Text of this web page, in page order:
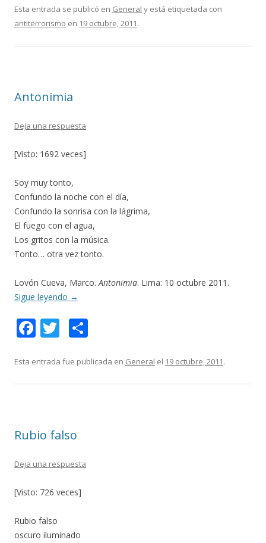
e
b
k
itt
er
m
p
Esta entrada se publicó en General y está etiquetada con
antiterrorismo en 19 octubre, 2011.
Antonimia
Deja una respuesta
[Visto: 1692 veces]
Soy muy tonto,
Confundo la noche con el día,
Confundo la sonrisa con la lágrima,
El fuego con el agua,
Los gritos con la música.
Tonto… otra vez tonto.
Lovón Cueva, Marco. Antonimia. Lima: 10 octubre 2011.
Sigue leyendo →
F
e
k
T
itt m
Esta entrada fue publicada en General el 19 octubre, 2011.
Rubio falso
Deja una respuesta
[Visto: 726 veces]
Rubio falso
oscuro iluminado